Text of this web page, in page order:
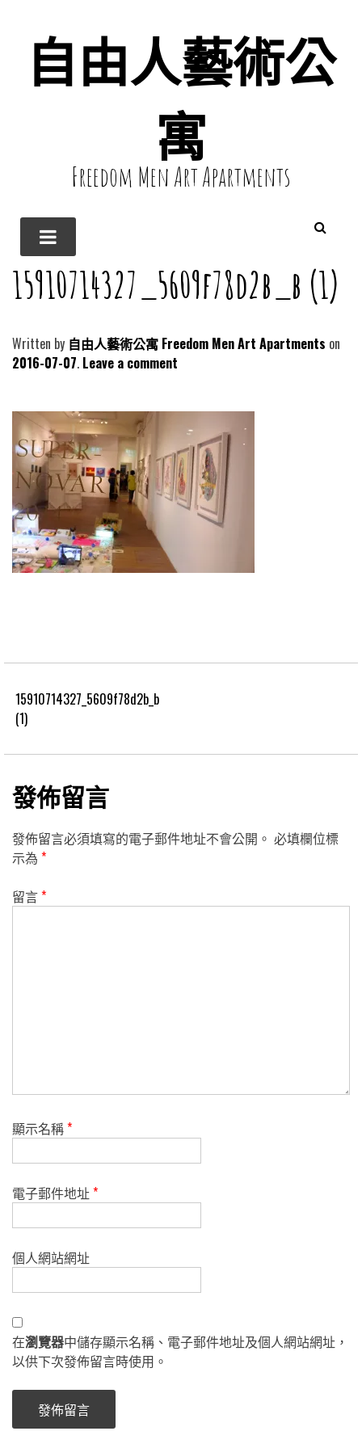
自由人藝術公
寓
Freedom Men Art Apartments
15910714327_5609f78d2b_b (1)
Written by 自由人藝術公寓 Freedom Men Art Apartments
2016-07-07 Leave a comment
15910714327_5609f78d2b_b
(1)
發佈留言
發佈留言必須填寫的電子郵件地址不會公開。 必填欄位標
示為 *
留言*
顯示名稱*
電子郵件地址*
個人網站網址
在瀏覽器中儲存顯示名稱、電子郵件地址及個人網站網址，
以供下次發佈留言時使用。